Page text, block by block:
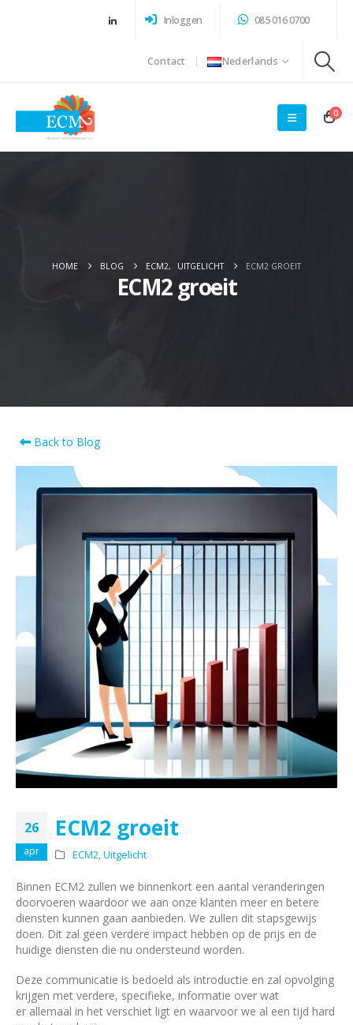
Inloggen 085 016 0700
Contact Nederlands
0
HOME BLOG ECM2, UITGELICHT ECM2 GROEIT
ECM2 groeit
Back to Blog
26
apr
ECM2 groeit
ECM2,Uitgelicht
Binnen ECM2 zullen we binnenkort een aantal veranderingen
doorvoeren waardoor we aan onze klanten meer en betere
diensten kunnen gaan aanbieden. We zullen dit stapsgewijs
doen. Dit zal geen verdere impact hebben op de prijs en de
huidige diensten die nu ondersteund worden.
Deze communicatie is bedoeld als introductie en zal opvolging
krijgen met verdere, specifieke, informatie over wat
er allemaal in het verschiet ligt en waarvoor we al een tijd hard